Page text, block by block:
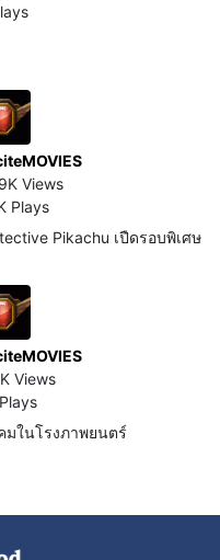
Views
Plays
Pikachu เปืดรอบพิเศษ
Views
มในโรงภาพยนตร์